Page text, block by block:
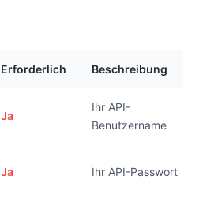
Erforderlich Beschreibung
Ja
Ihr API-
Benutzername
Ja Ihr API-Passwort